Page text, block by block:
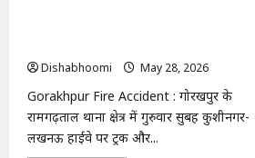
पर
गरजे
बबली
गुर्जर
Dishabhoomi
May 28, 2026
Gorakhpur Fire Accident : गोरखपुर के
रामगढ़ताल थाना क्षेत्र में गुरुवार सुबह कुशीनगर-
लखनऊ हाईवे पर ट्रक और...